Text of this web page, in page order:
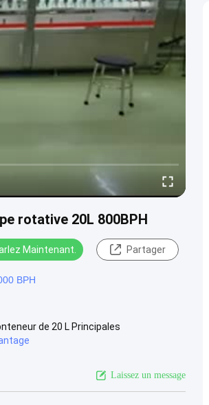
rotative 20L 800BPH
Maintenant. Partager
BPH
de 20 L Principales
Laissez un message